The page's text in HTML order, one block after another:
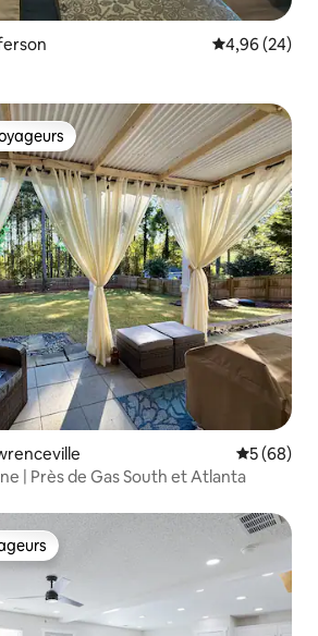
Évaluation
4,96 (24)
les plus appréciés
5 (68)
| Près de Gas South et Atlanta